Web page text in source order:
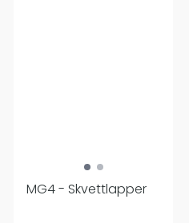
MG4 - Skvettlapper